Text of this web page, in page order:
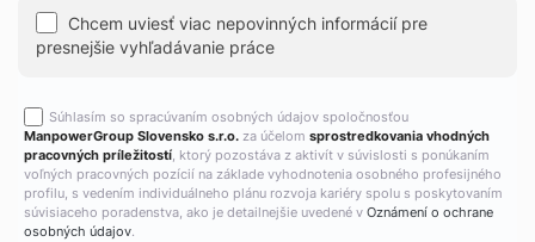
Chcem uviesť viac nepovinných informácií pre
presnejšie vyhľadávanie práce
Súhlasím so spracúvaním osobných údajov spoločnosťou
ManpowerGroup Slovensko s.r.o. za účelom sprostredkovania vhodných
pracovných príležitostí, ktorý pozostáva z aktivít v súvislosti s ponúkaním
voľných pracovných pozícií na základe vyhodnotenia osobného profesijného
profilu, s vedením individuálneho plánu rozvoja kariéry spolu s poskytovaním
súvisiaceho poradenstva, ako je detailnejšie uvedené v Oznámení o ochrane
osobných údajov.